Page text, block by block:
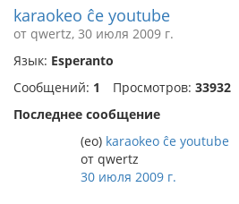
karaokeo ĉe youtube
от qwertz, 30 июля 2009 г.
Язык: Esperanto
Сообщений: 1 Просмотров: 33932
Последнее сообщение
(eo) karaokeo ĉe youtube
от qwertz
30 июля 2009 г.